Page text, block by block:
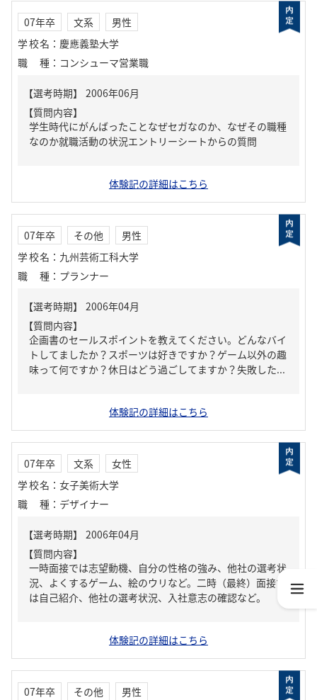
07年卒 文系
男性
学校名 ： 慶應義塾大学
職種 ： コンシューマ営業職
【質問内容】
学生時代にがんばったことなぜセガなのか、なぜその職種
なのか就職活動の状況エントリーシートからの質問
体験記の詳細はこちら
07年卒 その他
男性
学校名 ： 九州芸術工科大学
職種 ： プランナー
【質問内容】
企画書のセールスポイントを教えてください。どんなバイ
トしてましたか？スポーツは好きですか？ゲーム以外の趣
味って何ですか？休日はどう過ごしてますか？失敗した...
体験記の詳細はこちら
07年卒 文系
女性
学校名 ： 女子美術大学
職種 ： デザイナー
【質問内容】
一時面接では志望動機、自分の性格の強み、他社の選考状
況、よくするゲーム、絵のウリなど。二時（最終）面接で
は自己紹介、他社の選考状況、入社意志の確認など。
体験記の詳細はこちら
07年卒 その他 男性